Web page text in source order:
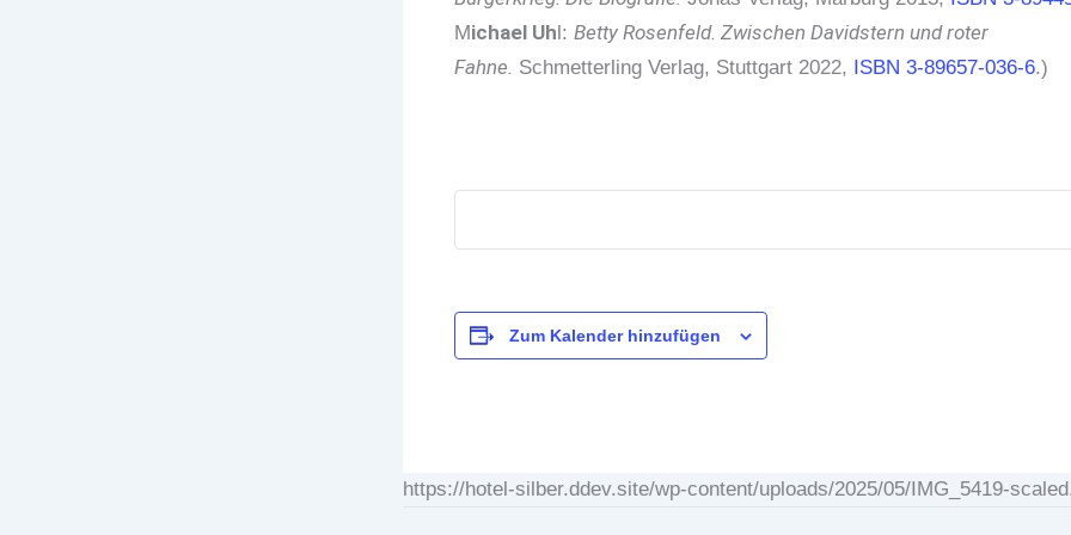
Michael Uh l: Betty Rosenfeld. Zwischen Davidstern und roter
Fahne. Schmetterling Verlag, Stuttgart 2022, ISBN 3-89657-036-6.)
Zum Kalender hinzufügen
https://hotel-silber.ddev.site/wp-content/uploads/2025/05/IMG_5419-